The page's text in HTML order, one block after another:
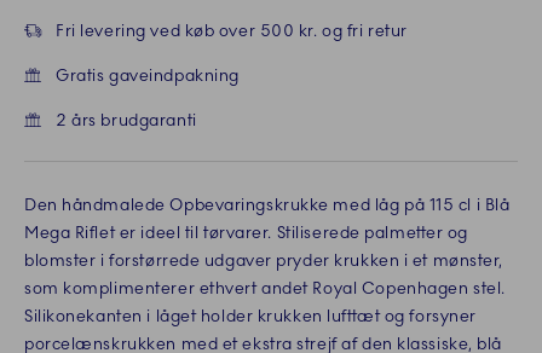
Fri levering ved køb over 500 kr. og fri retur
Gratis gaveindpakning
2 års brudgaranti
Den håndmalede Opbevaringskrukke med låg på 115 cl i Blå
Mega Riflet er ideel til tørvarer. Stiliserede palmetter og
blomster i forstørrede udgaver pryder krukken i et mønster,
som komplimenterer ethvert andet Royal Copenhagen stel.
Silikonekanten i låget holder krukken lufttæt og forsyner
porcelænskrukken med et ekstra strejf af den klassiske, blå